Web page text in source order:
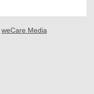
weCare Media